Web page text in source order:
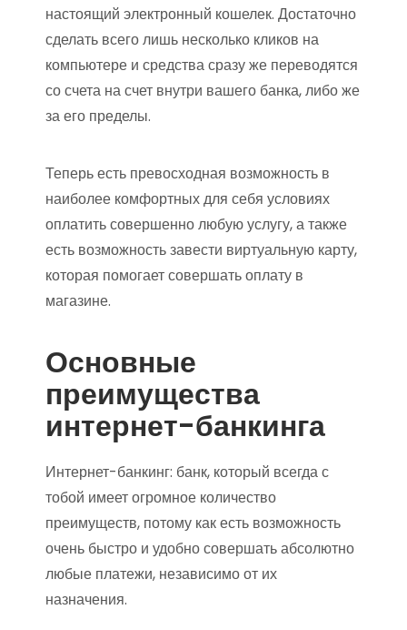
настоящий электронный кошелек. Достаточно
сделать всего лишь несколько кликов на
компьютере и средства сразу же переводятся
со счета на счет внутри вашего банка, либо же
за его пределы.
Теперь есть превосходная возможность в
наиболее комфортных для себя условиях
оплатить совершенно любую услугу, а также
есть возможность завести виртуальную карту,
которая помогает совершать оплату в
магазине.
Основные
преимущества
интернет-банкинга
Интернет-банкинг: банк, который всегда с
тобой имеет огромное количество
преимуществ, потому как есть возможность
очень быстро и удобно совершать абсолютно
любые платежи, независимо от их
назначения.